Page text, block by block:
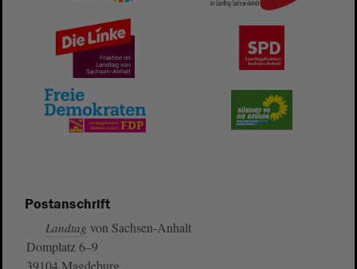
Postanschrift
Landtag von Sachsen-Anhalt
Domplatz 6–9
39104 Magdeburg